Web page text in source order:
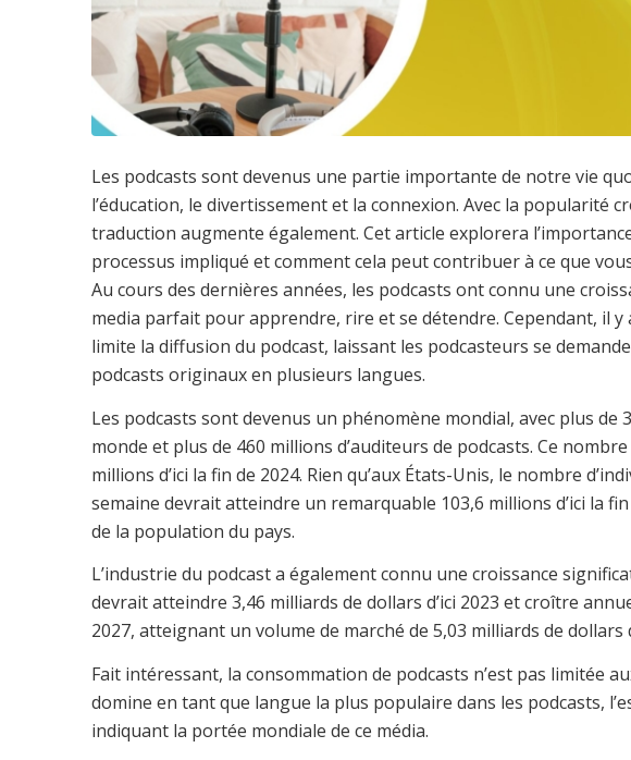
Les podcasts sont devenus une partie importante de notre vie
l’éducation, le divertissement et la connexion. Avec la popularité
traduction augmente également. Cet article explorera
processus impliqué et comment cela peut contribuer à ce que
Au cours des dernières années, les podcasts ont connu une
media parfait pour apprendre, rire et se détendre. Cependant, il
limite la diffusion du podcast, laissant les podcasteurs se
podcasts originaux en plusieurs langues.
Les podcasts sont devenus un phénomène mondial, avec plus de
monde et plus de 460 millions d’auditeurs de podcasts. Ce
millions d’ici la fin de 2024. Rien qu’aux États-Unis, le nombre
semaine devrait atteindre un remarquable 103,6 millions d’ici la
de la population du pays.
L’industrie du podcast a également connu une croissance
devrait atteindre 3,46 milliards de dollars d’ici 2023 et croître
2027, atteignant un volume de marché de 5,03 milliards de dollars
Fait intéressant, la consommation de podcasts n’est pas limitée
domine en tant que langue la plus populaire dans les podcasts,
indiquant la portée mondiale de ce média.